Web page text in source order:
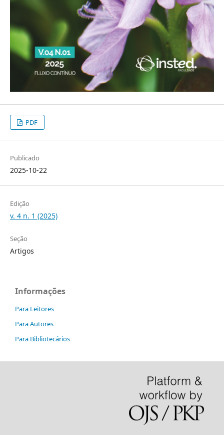
PDF
Publicado
2025-10-22
Edição
v. 4 n. 1 (2025)
Seção
Artigos
Informações
Para Leitores
Para Autores
Para Bibliotecários